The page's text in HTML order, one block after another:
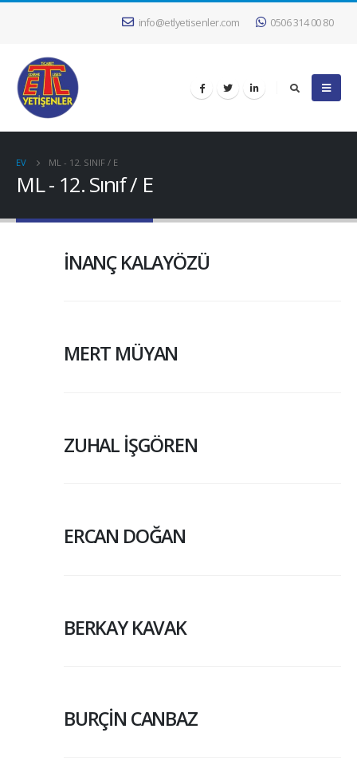
info@etlyetisenler.com 0506 314 00 80
EV ML - 12. SINIF / E
ML - 12. Sınıf / E
İNANÇ KALAYÖZÜ
MERT MÜYAN
ZUHAL İŞGÖREN
ERCAN DOĞAN
BERKAY KAVAK
BURÇİN CANBAZ